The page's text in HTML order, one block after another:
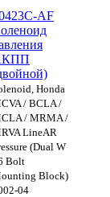
AF
Honda
/ BCLA /
/ MRMA /
LineAR
(Dual W
Bolt
Block)
04